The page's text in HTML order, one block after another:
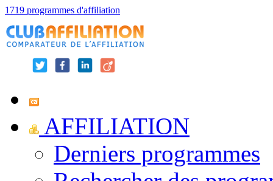
1719 programmes d'affiliation
AFFILIATION
Derniers programmes